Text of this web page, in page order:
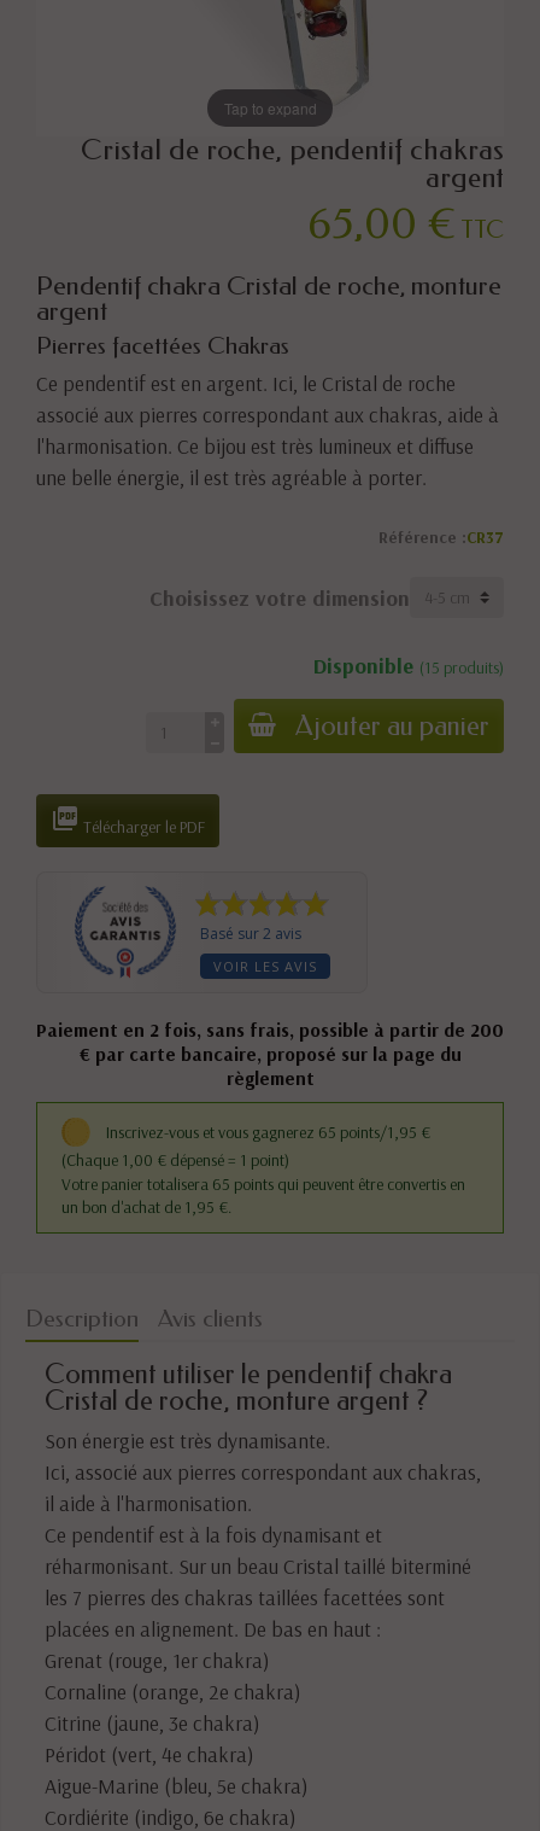
Tap to expand
Cristal de roche, pendentif chakras
argent
65,00 € TTC
Pendentif chakra Cristal de roche, monture
argent
Pierres facettées Chakras
Ce pendentif est en argent. Ici, le Cristal de roche
associé aux pierres correspondant aux chakras, aide à
l'harmonisation. Ce bijou est très lumineux et diffuse
une belle énergie, il est très agréable à porter.
Référence :CR37
Choisissez votre dimension
Disponible (15 produits)
Ajouter au panier
 Télécharger le PDF
Basé sur 2 avis
VOIR LES AVIS
Paiement en 2 fois, sans frais, possible à partir de 200
€ par carte bancaire, proposé sur la page du
règlement
Inscrivez-vous et vous gagnerez 65 points/1,95 €
(Chaque 1,00 € dépensé = 1 point)
Votre panier totalisera 65 points qui peuvent être convertis en
un bon d'achat de 1,95 €.
Description Avis clients
Comment utiliser le pendentif chakra
Cristal de roche, monture argent ?
Son énergie est très dynamisante.
Ici, associé aux pierres correspondant aux chakras,
il aide à l'harmonisation.
Ce pendentif est à la fois dynamisant et
réharmonisant. Sur un beau Cristal taillé biterminé
les 7 pierres des chakras taillées facettées sont
placées en alignement. De bas en haut :
Grenat (rouge, 1er chakra)
Cornaline (orange, 2e chakra)
Citrine (jaune, 3e chakra)
Péridot (vert, 4e chakra)
Aigue-Marine (bleu, 5e chakra)
Cordiérite (indigo, 6e chakra)